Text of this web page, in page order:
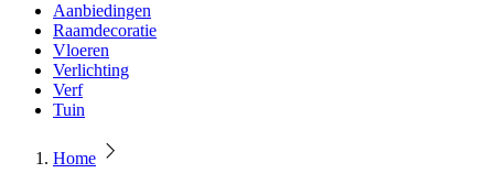
Aanbiedingen
Raamdecoratie
Vloeren
Verlichting
Verf
Tuin
Home